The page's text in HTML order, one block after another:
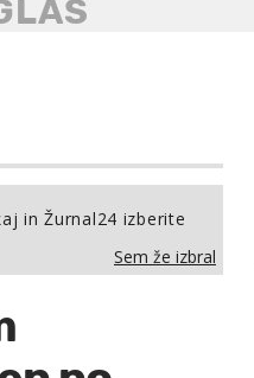
in Žurnal24 izberite
Sem že izbral